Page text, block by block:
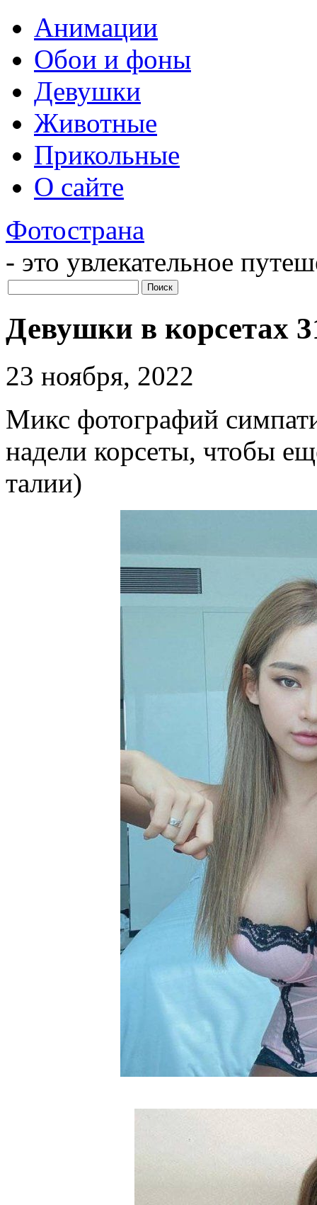
Анимации
Обои и фоны
Девушки
Животные
Прикольные
О сайте
Фотострана
- это увлекательное
Девушки в корсетах
23 ноября, 2022
Микс фотографий
надели корсеты, чтобы
талии)